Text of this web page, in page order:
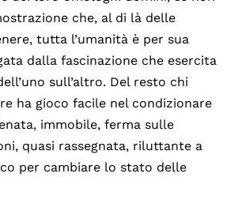
che, al di là delle
tutta l’umanità è per sua
dalla fascinazione che esercita
sull’altro. Del resto chi
ha gioco facile nel condizionare
immobile, ferma sulle
quasi rassegnata, riluttante a
per cambiare lo stato delle